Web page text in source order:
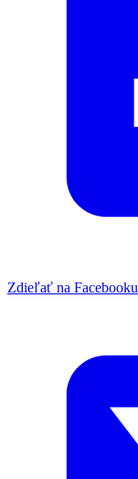
Zdieľať na Facebooku